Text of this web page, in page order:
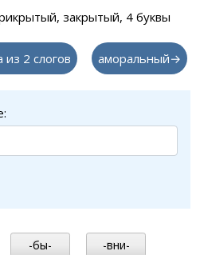
закрытый, 4 буквы
из 2 слогов аморальный→
-бы- -вни-